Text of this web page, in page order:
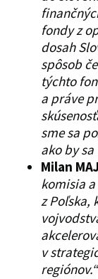
fondy z
dosah
spôsob
týchto
a práve
sme sa
ako by
Milan
komisia a
z Poľska,
v
regiónov.“